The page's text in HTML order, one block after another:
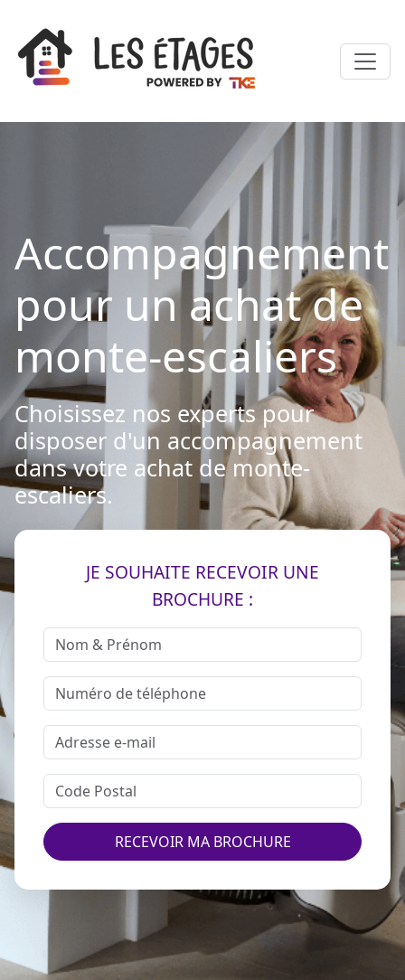
Accompagnement
pour un achat de
monte-escaliers
Choisissez nos experts pour
disposer d'un accompagnement
dans votre achat de monte-
escaliers.
JE SOUHAITE RECEVOIR UNE
BROCHURE :
RECEVOIR MA BROCHURE